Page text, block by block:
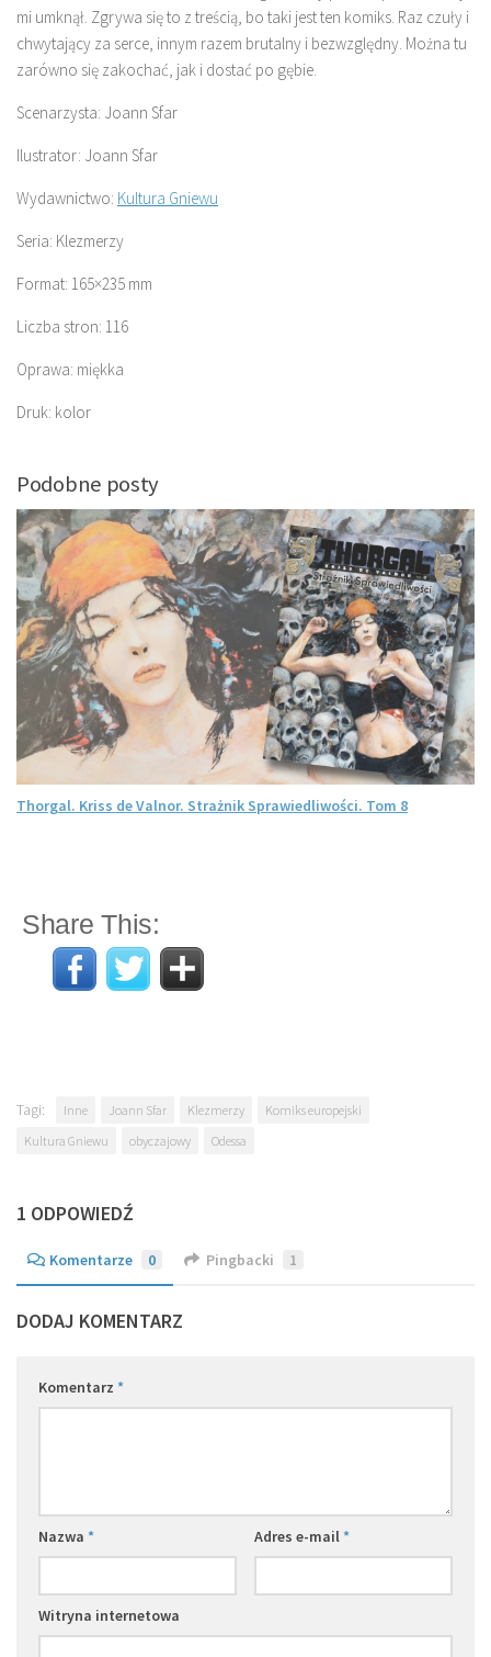
mi umknął. Zgrywa się to z treścią, bo taki jest ten komiks. Raz czuły i
chwytający za serce, innym razem brutalny i bezwzględny. Można tu
zarówno się zakochać, jak i dostać po gębie.
Scenarzysta: Joann Sfar
Ilustrator: Joann Sfar
Wydawnictwo: Kultura Gniewu
Seria: Klezmerzy
Format: 165×235 mm
Liczba stron: 116
Oprawa: miękka
Druk: kolor
Podobne posty
Thorgal. Kriss de Valnor. Strażnik Sprawiedliwości. Tom 8
Share This:
Tagi: Inne Joann Sfar Klezmerzy
Komiks europejski
Kultura Gniewu
obyczajowy Odessa
1 ODPOWIEDŹ
Komentarze 0 Pingbacki 1
DODAJ KOMENTARZ
Komentarz *
Nazwa * Adres e-mail*
Witryna internetowa